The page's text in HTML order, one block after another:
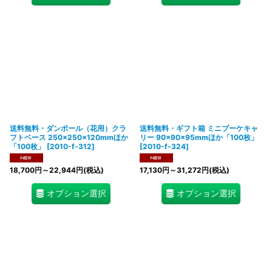
送料無料・ダンボール（花用）クラ
フトベース 250×250×120mmほか
「100枚」
[2010-f-312]
18,700円 ～22,944円(税込)
オプション選択
送料無料・ギフト箱 ミニブーケキャ
リー 90×90×95mmほか「100枚」
[2010-f-324]
17,130円 ～31,272円(税込)
オプション選択